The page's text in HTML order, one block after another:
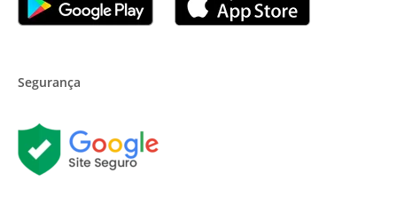
Segurança